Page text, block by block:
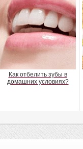
Как отбелить зубы в
домашних условиях?